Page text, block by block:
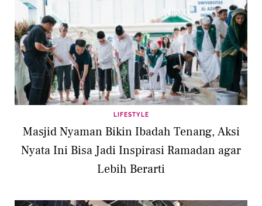
LIFESTYLE
Masjid Nyaman Bikin Ibadah Tenang, Aksi
Nyata Ini Bisa Jadi Inspirasi Ramadan agar
Lebih Berarti